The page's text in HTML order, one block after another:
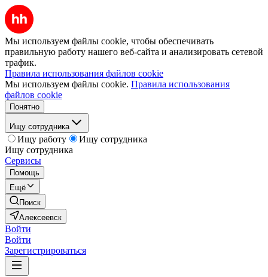
Мы используем файлы cookie, чтобы обеспечивать
правильную работу нашего веб-сайта и анализировать сетевой
трафик.
Правила использования файлов cookie
Мы используем файлы cookie. Правила использования
файлов cookie
Понятно
Ищу сотрудника
Ищу работу
Ищу сотрудника
Ищу сотрудника
Сервисы
Помощь
Ещё
Поиск
Алексеевск
Войти
Войти
Зарегистрироваться